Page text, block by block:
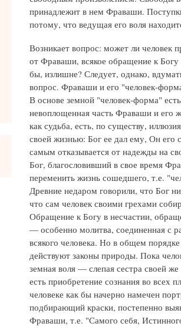
принадлежит в нем Фраваши.
потому, что ведущая его воля
Возникает вопрос: может ли человек
от Фраваши, всякое обращение к Богу
бы, излишне? Следует, однако,
вопрос. Фраваши и его "человек-
В основе земной "человек-форма"
невоплощенная часть Фраваши и его
как судьба, есть, по существу,
своей жизнью: Бог ее дал ему, Он его
самым отказывается от надежды на
Бог, благословивший в свое время
переменить жизнь сошедшего, т.е.
Древние недаром говорили, что Бог
что сам человек своими грехами
Обращение к Богу в несчастии,
— особенно молитва, соединенная с
всякого человека. Но в общем
действуют законы природы. Пока
земная воля — слепая сестра своей
есть приобретение сознания во
человеке как бы начерно намечен
подбирающий краски, постепенно
Фраваши, т.е. "Самого себя,